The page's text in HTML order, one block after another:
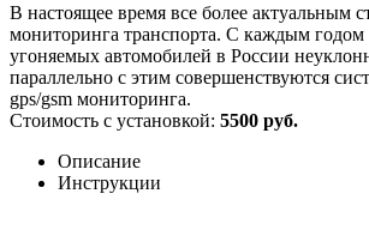
В настоящее время все более актуальным
мониторинга транспорта. С каждым годом
угоняемых автомобилей в России
параллельно с этим совершенствуются
gps/gsm мониторинга.
Стоимость с установкой: 5500 руб.
Описание
Инструкции